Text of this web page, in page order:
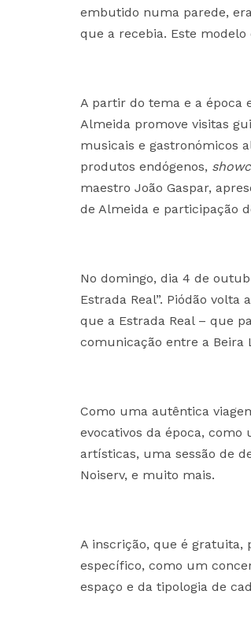
embutido numa parede,
que a recebia. Este
A partir do tema e a época
Almeida promove visitas
musicais e gastronómicos
produtos endógenos,
maestro João Gaspar,
de Almeida e participação
No domingo, dia 4 de
Estrada Real”. Piódão
que a Estrada Real – que
comunicação entre a Beira
Como uma autêntica
evocativos da época, como
artísticas, uma sessão de
Noiserv, e muito mais.
A inscrição, que é gratuita,
específico, como um
espaço e da tipologia de